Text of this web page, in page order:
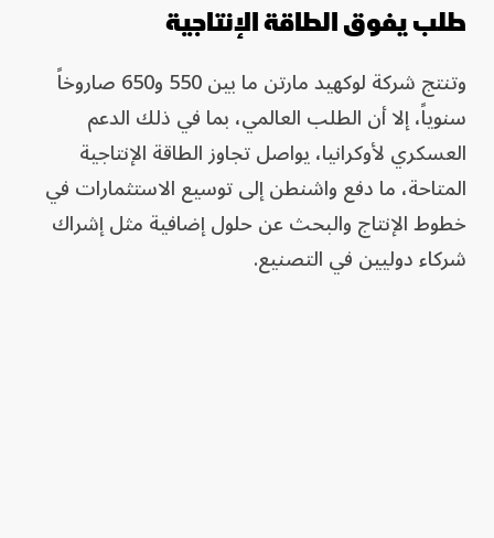
طلب يفوق الطاقة الإنتاجية
وتنتج شركة لوكهيد مارتن ما بين 550 و650 صاروخاً
سنوياً، إلا أن الطلب العالمي، بما في ذلك الدعم
العسكري لأوكرانيا، يواصل تجاوز الطاقة الإنتاجية
المتاحة، ما دفع واشنطن إلى توسيع الاستثمارات في
خطوط الإنتاج والبحث عن حلول إضافية مثل إشراك
شركاء دوليين في التصنيع.